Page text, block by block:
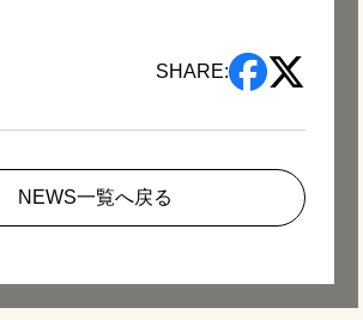
SHARE:
NEWS一覧へ戻る